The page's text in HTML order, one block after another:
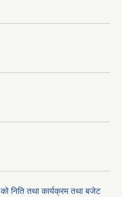
निति तथा कार्यक्रम तथा बजेट